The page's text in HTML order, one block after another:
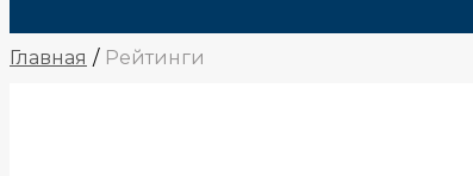
Главная Рейтинги